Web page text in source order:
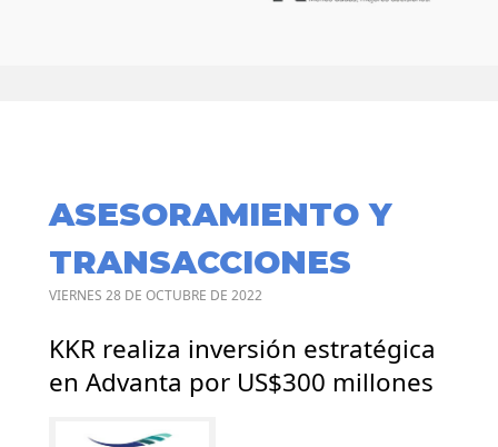
ASESORAMIENTO Y
TRANSACCIONES
VIERNES 28 DE OCTUBRE DE 2022
KKR realiza inversión estratégica
en Advanta por US$300 millones